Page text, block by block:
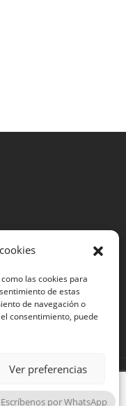
las cookies para
de estas
de navegación o
consentimiento, puede
Ver preferencias
Escríbenos por WhatsApp